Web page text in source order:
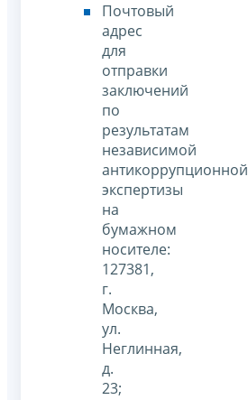
Почтовый
адрес
для
отправки
заключений
по
результатам
независимой
антикоррупционной
экспертизы
на
бумажном
носителе:
127381,
г.
Москва,
ул.
Неглинная,
д.
23;